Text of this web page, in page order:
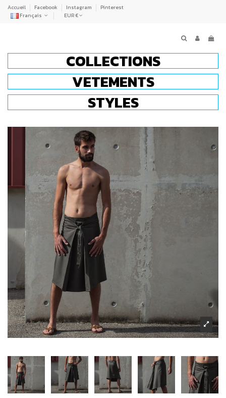
Accueil Facebook Instagram
Pinterest
Français
EUR €
COLLECTIONS
VETEMENTS
STYLES